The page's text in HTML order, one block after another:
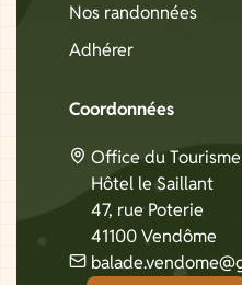
Nos randonnées
Adhérer
Coordonnées
Office du
Hôtel le Saillant
47, rue Poterie
41100 Vendôme